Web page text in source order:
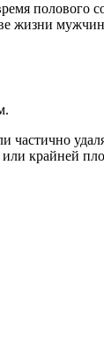
полового
жизни
крайней